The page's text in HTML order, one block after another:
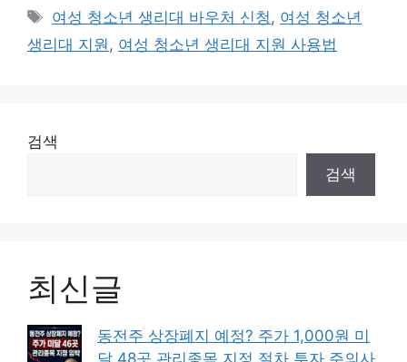
테
고
리
태
그
여성 청소년 생리대 바우처 신청 , 여성 청소년
생리대 지원 , 여성 청소년 생리대 지원 사용법
검색
검색
최신글
동전주 상장폐지 예정? 주가 1,000원 미
달 48곳 관리종목 지정 절차 투자 주의사